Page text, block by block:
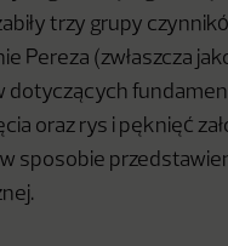
trzy grupy
Pereza (zwłaszcza
dotyczących
oraz rys i pęknięć
sposobie